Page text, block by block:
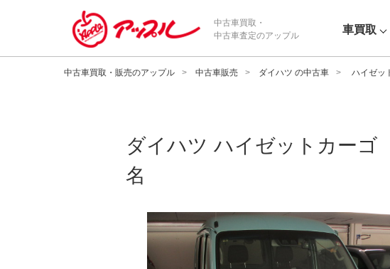
中古車買取・
中古車査定のアップル
車買取
中古車買取・販売のアップル 中古車販売 ダイハツ の中古車 ハイゼッ
ダイハツ ハイゼットカー
名